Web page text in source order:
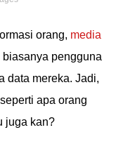
orang, media
pengguna
data mereka. Jadi,
apa orang
juga kan?